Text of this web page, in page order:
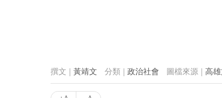
黃靖文 政治社會 高